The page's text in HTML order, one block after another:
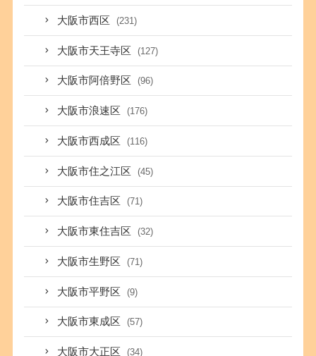
大阪市西区 (231)
大阪市天王寺区 (127)
大阪市阿倍野区 (96)
大阪市浪速区 (176)
大阪市西成区 (116)
大阪市住之江区 (45)
大阪市住吉区 (71)
大阪市東住吉区 (32)
大阪市生野区 (71)
大阪市平野区 (9)
大阪市東成区 (57)
大阪市大正区 (34)